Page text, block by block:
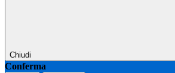
Chiudi
Conferma